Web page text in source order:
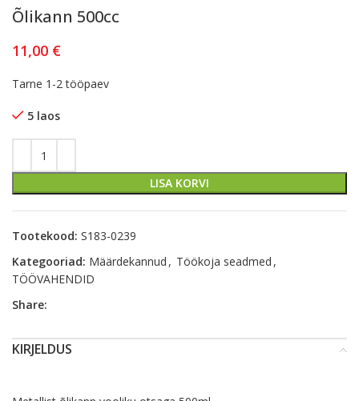
Õlikann 500cc
11,00 €
Tarne 1-2 tööpaev
5 laos
LISA KORVI
Tootekood: S183-0239
Kategooriad: Määrdekannud , Töökoja seadmed ,
TÖÖVAHENDID
Share:
KIRJELDUS